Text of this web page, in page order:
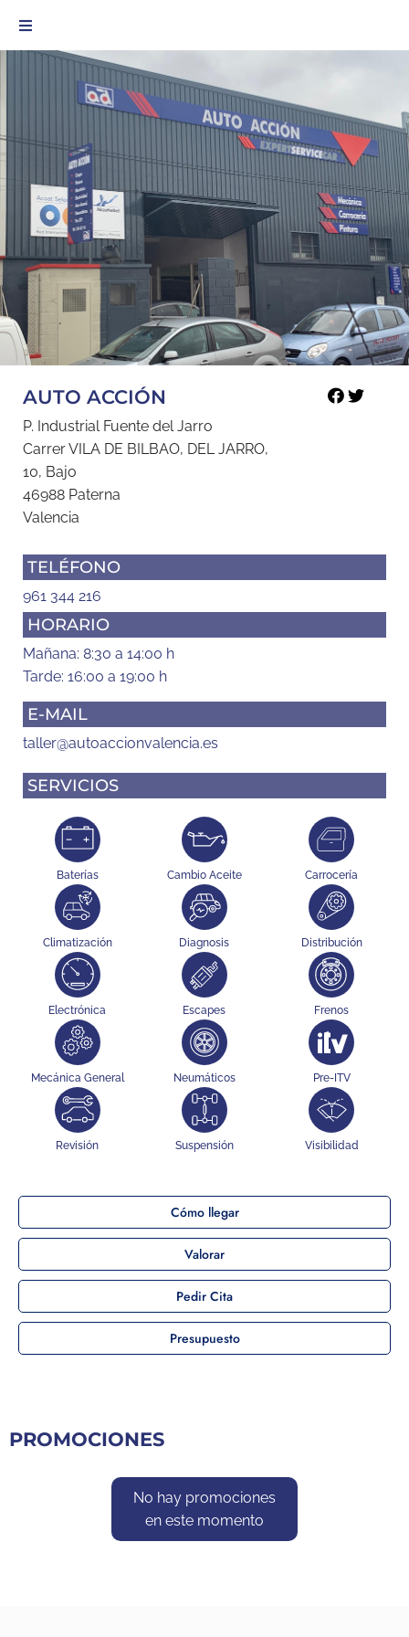
AUTO ACCIÓN
P. Industrial Fuente del Jarro
Carrer VILA DE BILBAO, DEL JARRO,
10, Bajo
46988 Paterna
Valencia
TELÉFONO
961 344 216
HORARIO
Mañana: 8:30 a 14:00 h
Tarde: 16:00 a 19:00 h
E-MAIL
taller@autoaccionvalencia.es
SERVICIOS
Baterías Cambio Aceite Carrocería
Climatización Diagnosis Distribución
Electrónica Escapes Frenos
Mecánica General Neumáticos Pre-ITV
Revisión Suspensión Visibilidad
Cómo llegar
Valorar
Pedir Cita
Presupuesto
PROMOCIONES
No hay promociones
en este momento